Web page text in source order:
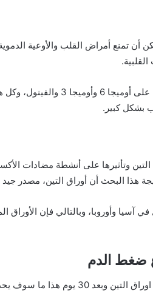
أن تمنع أمراض القلب والأوعية
بالإضافة إلى ذلك، تحتوي أوراق
بشكل كبير.
وتأثيرها على أنشطة مضادات
هذا البحث أن أوراق التين، مصدر
آسيا وأوروبا، وبالتالي فإن
ضغط الدم